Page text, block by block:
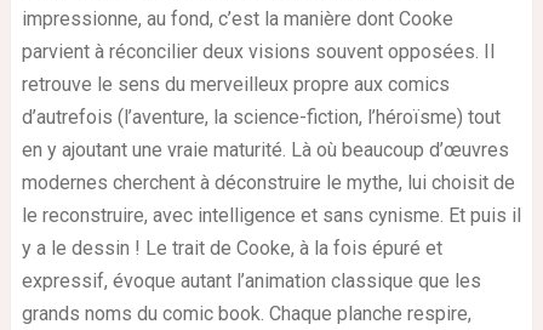
impressionne, au fond, c’est la manière dont Cooke
parvient à réconcilier deux visions souvent opposées. Il
retrouve le sens du merveilleux propre aux comics
d’autrefois (l’aventure, la science-fiction, l’héroïsme) tout
en y ajoutant une vraie maturité. Là où beaucoup d’œuvres
modernes cherchent à déconstruire le mythe, lui choisit de
le reconstruire, avec intelligence et sans cynisme. Et puis il
y a le dessin ! Le trait de Cooke, à la fois épuré et
expressif, évoque autant l’animation classique que les
grands noms du comic book. Chaque planche respire,